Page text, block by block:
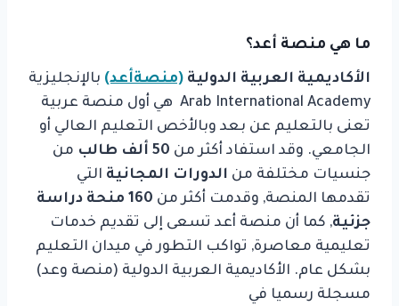
ما هي منصة أعد؟
الأكاديمية العربية الدولية (منصةأعد) بالإنجليزية
Arab International Academy هي أول منصة عربية
تعنى بالتعليم عن بعد وبالأخص التعليم العالي أو
الجامعي. وقد استفاد أكثر من 50 ألف طالب
من
جنسيات مختلفة من الدورات المجانية التي
تقدمها المنصة, وقدمت أكثر من
160 منحة دراسة
جزئية, كما أن منصة أعد تسعى إلى تقديم خدمات
تعليمية معاصرة, تواكب التطور في ميدان التعليم
بشكل عام. الأكاديمية العربية الدولية (منصة وعد)
مسجلة رسميا في